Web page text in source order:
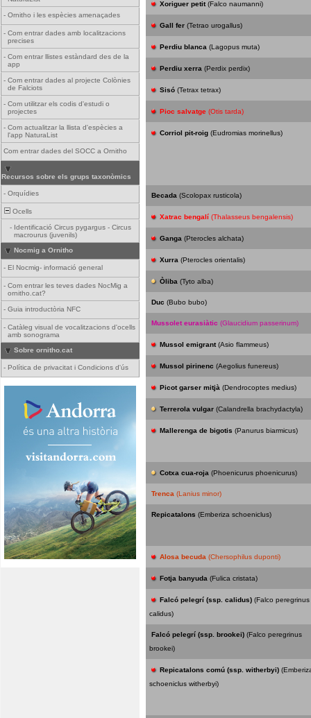
- Ornitho i les espècies amenaçades
- Com entrar dades amb localitzacions
precises
- Com entrar llistes estàndard des de la
app
- Com entrar dades al projecte Colònies
de Falciots
- Com utilitzar els codis d'estudi o
projectes
- Com actualitzar la llista d'espècies a
l'app NaturaList
Com entrar dades del SOCC a Ornitho
Recursos sobre els grups taxonòmics
- Orquídies
Ocells
- Identificació Circus pygargus - Circus
macrourus (juvenils)
Nocmig a Ornitho
- El Nocmig- informació general
- Com entrar les teves dades NocMig a
ornitho.cat?
- Guia introductòria NFC
- Catàleg visual de vocalitzacions d'ocells
amb sonograma
Sobre ornitho.cat
- Política de privacitat i Condicions d'ús
Xoriguer petit (Falco naumanni)
Gall fer (Tetrao urogallus)
Perdiu blanca (Lagopus muta)
Perdiu xerra (Perdix perdix)
Sisó (Tetrax tetrax)
Pioc salvatge (Otis tarda)
Corriol pit-roig (Eudromias morinellus)
Becada (Scolopax rusticola)
Xatrac bengalí (Thalasseus bengalensis)
Ganga (Pterocles alchata)
Xurra (Pterocles orientalis)
Òliba (Tyto alba)
Duc (Bubo bubo)
Mussolet eurasiàtic (Glaucidium passerinum)
Mussol emigrant (Asio flammeus)
Mussol pirinenc (Aegolius funereus)
Picot garser mitjà (Dendrocoptes medius)
Terrerola vulgar (Calandrella brachydactyla)
Mallerenga de bigotis (Panurus biarmicus)
Cotxa cua-roja (Phoenicurus phoenicurus)
Trenca (Lanius minor)
Repicatalons (Emberiza schoeniclus)
Alosa becuda (Chersophilus duponti)
Fotja banyuda (Fulica cristata)
Falcó pelegrí (ssp. calidus) (Falco peregrinus
calidus)
Falcó pelegrí (ssp. brookei) (Falco peregrinus
brookei)
Repicatalons comú (ssp. witherbyi)
schoeniclus witherbyi)